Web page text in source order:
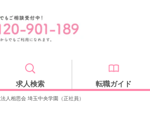
求人検索 転職ガイド
人相思会 埼玉中央学園（正社員）